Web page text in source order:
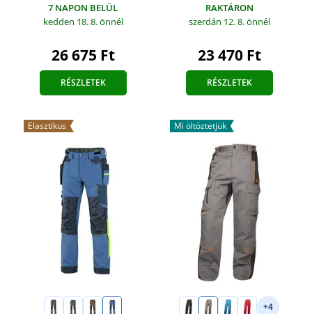
7 NAPON BELÜL
kedden 18. 8.önnél
26 675 Ft
RÉSZLETEK
RAKTÁRON
szerdán 12. 8.önnél
23 470 Ft
RÉSZLETEK
Elasztikus Mi öltöztetjük
+4